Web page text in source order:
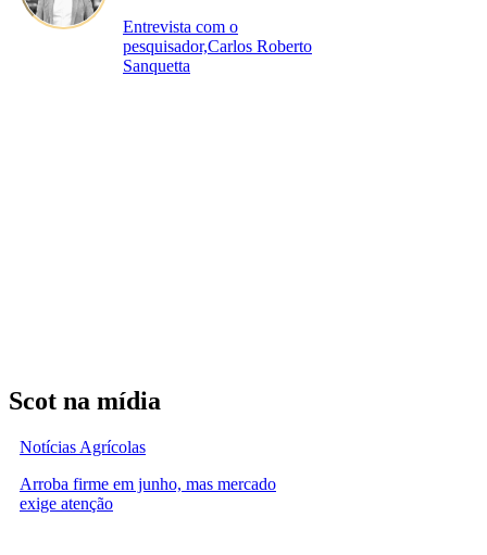
Entrevista com o
pesquisador,Carlos Roberto
Sanquetta
Scot na mídia
Notícias Agrícolas
Arroba firme em junho, mas mercado
exige atenção